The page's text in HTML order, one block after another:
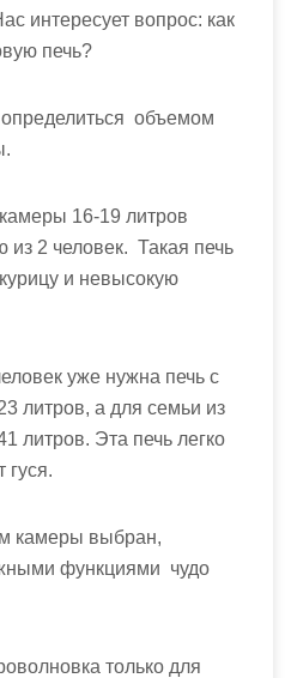
интересует вопрос: как
печь?
объемом
16-19 литров
из 2 человек. Такая печь
и невысокую
уже нужна печь с
литров, а для семьи из
литров. Эта печь легко
гуся.
камеры выбран,
функциями чудо
только для